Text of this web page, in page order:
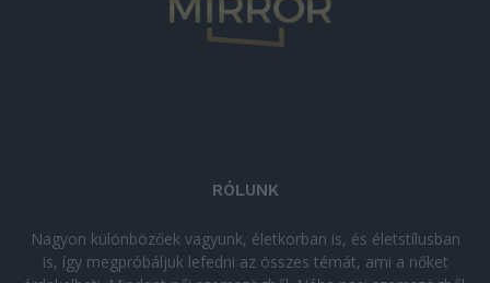
RÓLUNK
Nagyon különbözőek vagyunk, életkorban is, és életstílusban
is, így megpróbáljuk lefedni az összes témát, ami a nőket